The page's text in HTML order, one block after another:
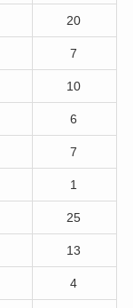
20
7
10
6
7
1
25
13
4